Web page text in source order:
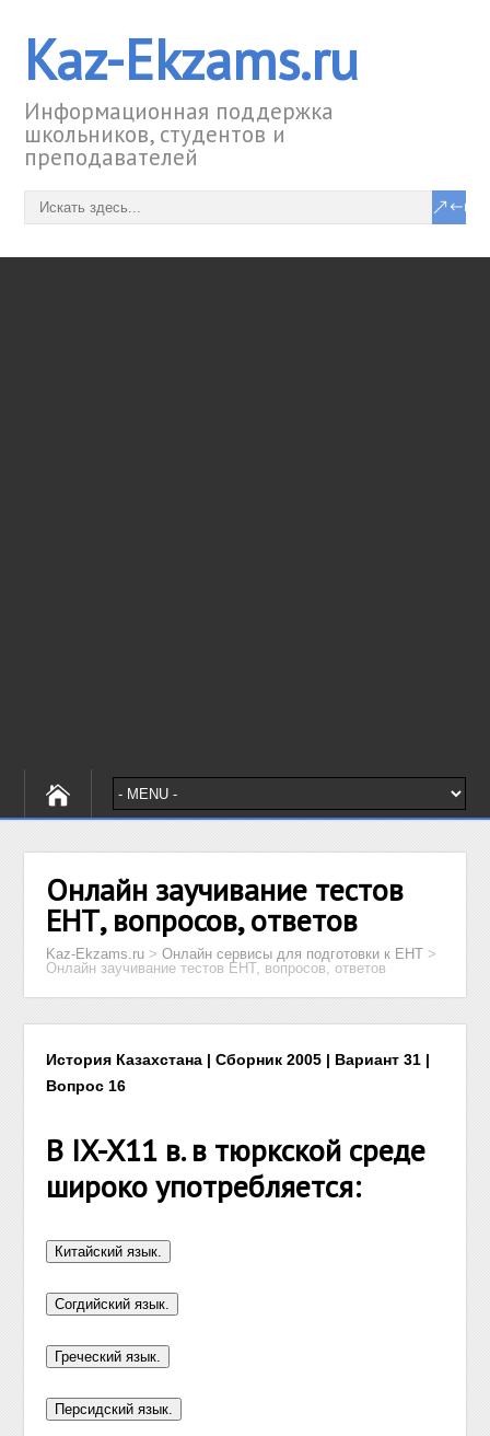
Kaz-Ekzams.ru
Информационная поддержка
школьников, студентов и
преподавателей
Онлайн заучивание тестов
ЕНТ, вопросов, ответов
Kaz-Ekzams.ru >Онлайн сервисы для подготовки к ЕНТ >
Онлайн заучивание тестов ЕНТ, вопросов, ответов
История Казахстана | Сборник 2005 | Вариант 31 |
Вопрос 16
В IX-X11 в. в тюркской среде
широко употребляется: